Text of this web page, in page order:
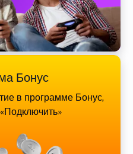
Бонус
в программе Бонус,